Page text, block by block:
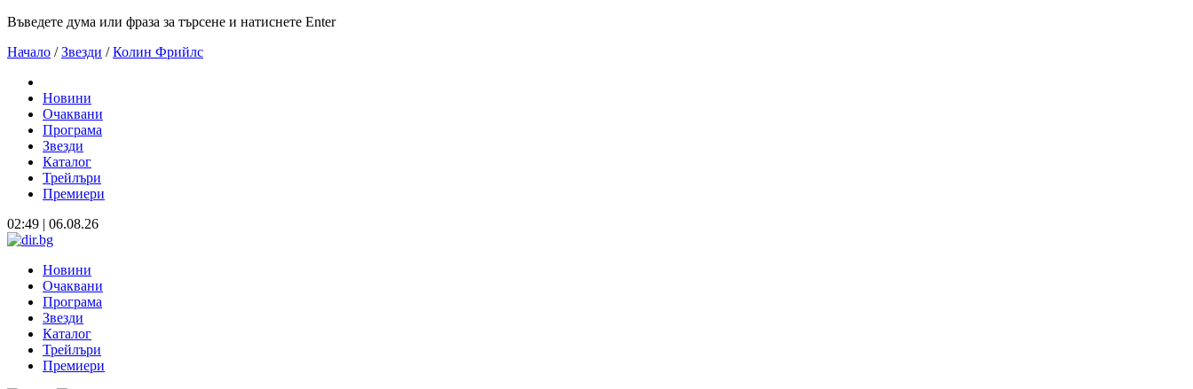
Въведете дума или фраза за търсене и натиснете Enter
Начало / Звезди / Колин Фрийлс
Новини
Очаквани
Програма
Звезди
Каталог
Трейлъри
Премиери
02:49 | 06.08.26
Новини
Очаквани
Програма
Звезди
Каталог
Трейлъри
Премиери